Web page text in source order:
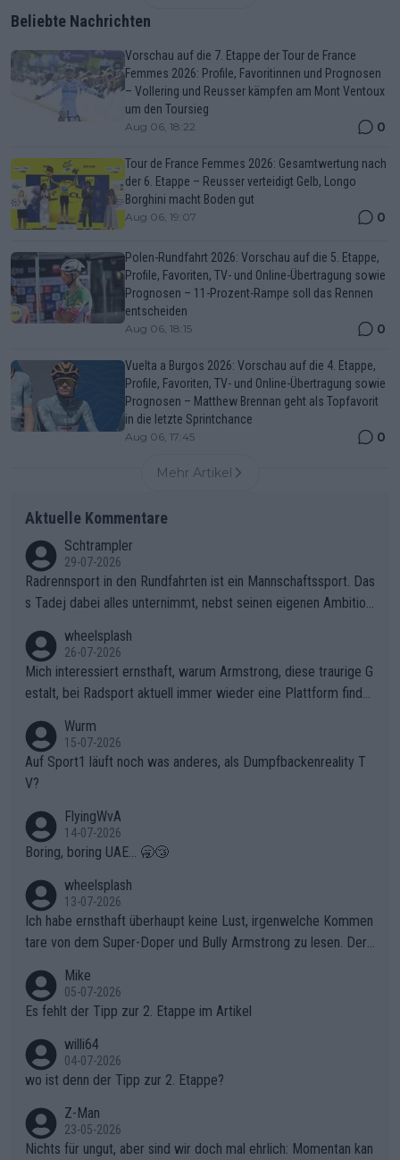
Beliebte Nachrichten
Vorschau auf die 7. Etappe der Tour de France
Femmes 2026: Profile, Favoritinnen und Prognosen
– Vollering und Reusser kämpfen am Mont Ventoux
um den Toursieg
Aug 06, 18:22 0
Tour de France Femmes 2026: Gesamtwertung nach
der 6. Etappe – Reusser verteidigt Gelb, Longo
Borghini macht Boden gut
Aug 06, 19:07 0
Polen-Rundfahrt 2026: Vorschau auf die 5. Etappe,
Profile, Favoriten, TV- und Online-Übertragung sowie
Prognosen – 11-Prozent-Rampe soll das Rennen
entscheiden
Aug 06, 18:15 0
Vuelta a Burgos 2026: Vorschau auf die 4. Etappe,
Profile, Favoriten, TV- und Online-Übertragung sowie
Prognosen – Matthew Brennan geht als Topfavorit
in die letzte Sprintchance
Aug 06, 17:45 0
Mehr Artikel
Aktuelle Kommentare
Schtrampler
29-07-2026
Radrennsport in den Rundfahrten ist ein Mannschaftssport. Das
s Tadej dabei alles unternimmt, nebst seinen eigenen Ambition
ganze Team auch mental stark zu machen und konkret am Erf
olg teilzuhaben, ist ihm ganz hoch anzurechnen. Das ist ein Zei
chen weit über den Radsport hinaus.
wheelsplash
26-07-2026
Mich interessiert ernsthaft, warum Armstrong, diese traurige G
estalt, bei Radsport aktuell immer wieder eine Plattform finde
Wurm
15-07-2026
Auf Sport1 läuft noch was anderes, als Dumpfbackenreality T
V?
FlyingWvA
14-07-2026
Boring, boring UAE... 🥱😴
wheelsplash
13-07-2026
Ich habe ernsthaft überhaupt keine Lust, irgenwelche Kommen
tare von dem Super-Doper und Bully Armstrong zu lesen. Der
r die gehört nicht in dieses Medium!
Mike
05-07-2026
Es fehlt der Tipp zur 2. Etappe im Artikel
willi64
04-07-2026
wo ist denn der Tipp zur 2. Etappe?
Z-Man
23-05-2026
Nichts für ungut, aber sind wir doch mal ehrlich: Momentan kan